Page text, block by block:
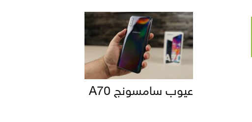
عيوب سامسونج A70